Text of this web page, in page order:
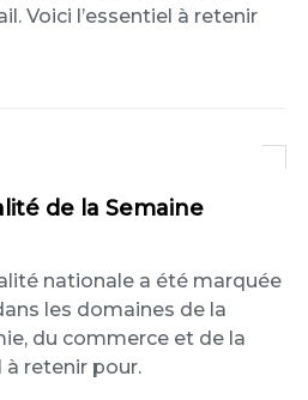
Voici l’essentiel à retenir
de la Semaine
nationale a été marquée
les domaines de la
du commerce et de la
à retenir pour.